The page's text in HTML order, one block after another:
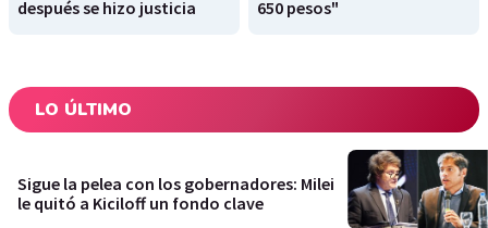
después se hizo justicia
650 pesos"
LO ÚLTIMO
Sigue la pelea con los gobernadores: Milei
le quitó a Kiciloff un fondo clave